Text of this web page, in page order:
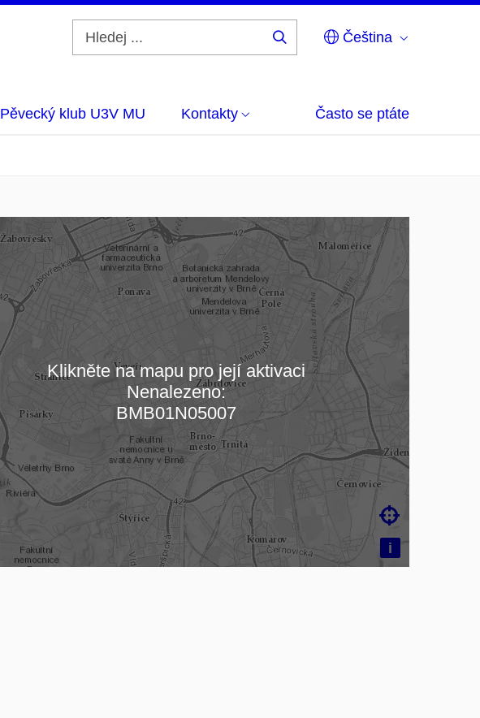
Čeština
Pěvecký klub U3V MU Kontakty Často se ptáte
Načítám mapu…
i

Klikněte na mapu pro její aktivaci
Nenalezeno:
BMB01N05007